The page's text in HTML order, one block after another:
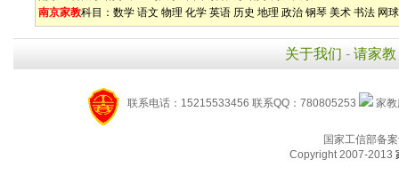
南京家教科目： 数学 语文 物理 化学 英语 历史 地理 政治 钢琴 美术 书法 网球
关于我们 - 请家教
联系电话：15215533456 联系QQ：780805253 家
国家工信部备
Copyright 2007-2013